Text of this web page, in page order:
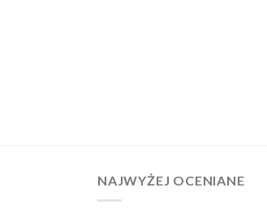
NAJWYŻEJ OCENIANE